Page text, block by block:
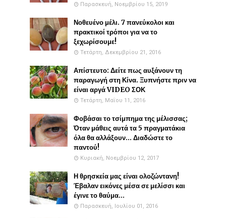
Παρασκευή, Νοεμβρίου 15, 2019
Νοθευένο μέλι. 7 πανεύκολοι και
πρακτικοί τρόποι για να το
ξεχωρίσουμε!
Τετάρτη, Δεκεμβρίου 21, 2016
Απίστευτο: Δείτε πως αυξάνουν τη
παραγωγή στη Κίνα. Ξυπνήστε πριν να
είναι αργά VIDEO ΣΟΚ
Τετάρτη, Μαΐου 11, 2016
Φοβάσαι το τσίμπημα της μέλισσας;
Όταν μάθεις αυτά τα 5 πραγματάκια
όλα θα αλλάξουν... Διαδώστε το
παντού!
Κυριακή, Νοεμβρίου 12, 2017
Η θρησκεία μας είναι ολοζώντανη!
Έβαλαν εικόνες μέσα σε μελίσσι και
έγινε το θαύμα...
Παρασκευή, Ιουλίου 01, 2016